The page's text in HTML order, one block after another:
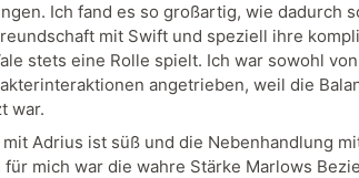
Ich fand es so großartig, wie dadurch
mit Swift und speziell ihre
stets eine Rolle spielt. Ich war sowohl
angetrieben, weil die
war.
mit Adrius ist süß und die Nebenhandlung
mich war die wahre Stärke Marlows